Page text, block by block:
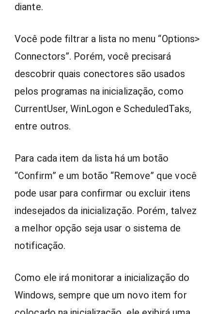
diante.
Você pode filtrar a lista no menu “Options>
Connectors”. Porém, você precisará
descobrir quais conectores são usados
pelos programas na inicialização, como
CurrentUser, WinLogon e ScheduledTaks,
entre outros.
Para cada item da lista há um botão
“Confirm” e um botão “Remove” que você
pode usar para confirmar ou excluir itens
indesejados da inicialização. Porém, talvez
a melhor opção seja usar o sistema de
notificação.
Como ele irá monitorar a inicialização do
Windows, sempre que um novo item for